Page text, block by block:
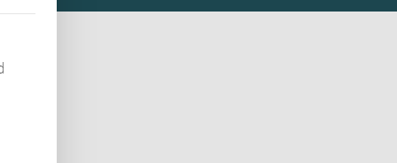
erteilt werden kann. Die erste Service-Gruppe ist